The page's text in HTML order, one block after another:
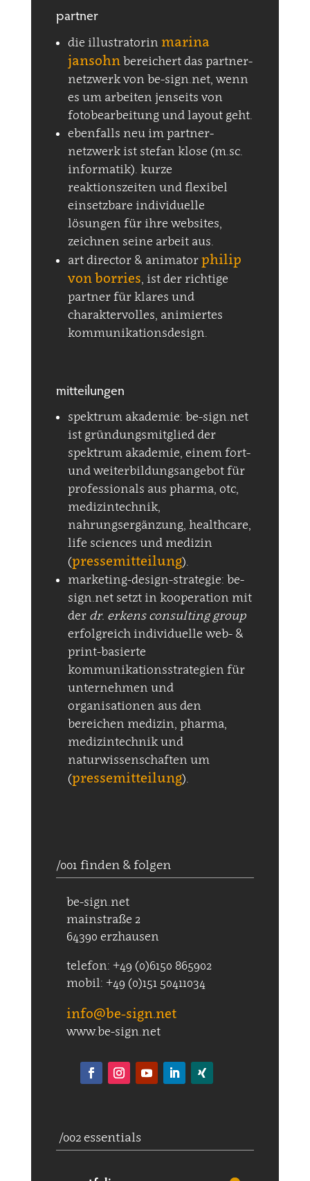
partner
die illustratorin marina
jansohn bereichert das partner-
netzwerk von be-sign.net, wenn
es um arbeiten jenseits von
fotobearbeitung und layout geht.
ebenfalls neu im partner-
netzwerk ist stefan klose (m.sc.
informatik). kurze
reaktionszeiten und flexibel
einsetzbare individuelle
lösungen für ihre websites,
zeichnen seine arbeit aus.
art director & animator philip
von borries , ist der richtige
partner für klares und
charaktervolles, animiertes
kommunikationsdesign.
mitteilungen
spektrum akademie: be-sign.net
ist gründungsmitglied der
spektrum akademie, einem fort-
und weiterbildungsangebot für
professionals aus pharma, otc,
medizintechnik,
nahrungsergänzung, healthcare,
life sciences und medizin
(pressemitteilung).
marketing-design-strategie: be-
sign.net setzt in kooperation mit
der dr. erkens consulting group
erfolgreich individuelle web- &
print-basierte
kommunikationsstrategien für
unternehmen und
organisationen aus den
bereichen medizin, pharma,
medizintechnik und
naturwissenschaften um
(pressemitteilung).
/001 finden & folgen
be-sign.net
mainstraße 2
64390 erzhausen
telefon: +49 (0)6150 865902
mobil: +49 (0)151 50411034
info@be-sign.net
www.be-sign.net
/002 essentials